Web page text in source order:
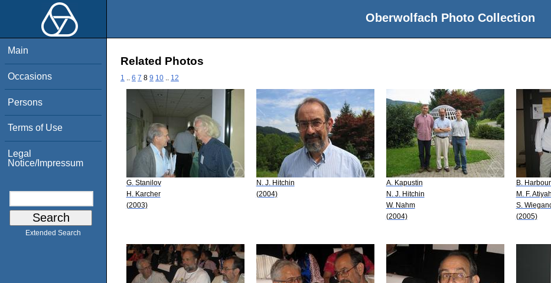
Oberwolfach Photo Collection
Main
Occasions
Persons
Terms of Use
Legal
Notice/Impressum
Extended Search
Related Photos
1 6 7 8 9 10 12
G. Stanilov
H. Karcher
(2003)
N. J. Hitchin
(2004)
A. Kapustin
N. J. Hitchin
W. Nahm
(2004)
B.
M. F. Atiyah
S.
(2005)